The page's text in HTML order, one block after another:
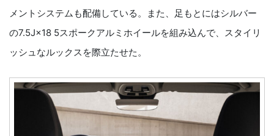
メントシステムも配備している。また、足もとにはシルバー
の7.5J×18 5スポークアルミホイールを組み込んで、スタイリ
ッシュなルックスを際立たせた。